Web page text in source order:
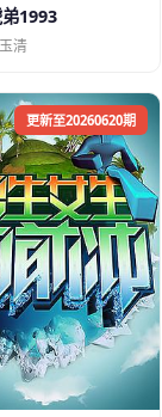
1993
清
更新至20260620期